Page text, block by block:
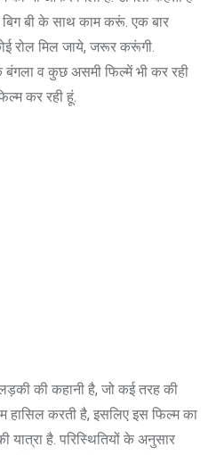
बिग बी के साथ काम करूं. एक बार
रोल मिल जाये, जरूर करूंगी.
व कुछ असमी फिल्में भी कर रही
कर रही हूं.
लड़की की कहानी है, जो कई तरह की
हासिल करती है, इसलिए इस फिल्म का
यात्रा है. परिस्थितियों के अनुसार